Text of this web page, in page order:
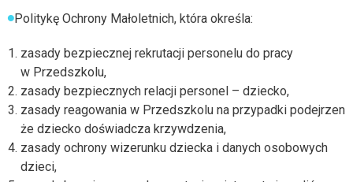
Politykę Ochrony Małoletnich, która określa:
zasady bezpiecznej rekrutacji personelu do pracy
w Przedszkolu,
zasady bezpiecznych relacji personel – dziecko,
zasady reagowania w Przedszkolu na przypadki
że dziecko doświadcza krzywdzenia,
zasady ochrony wizerunku dziecka i danych osobowych
dzieci,